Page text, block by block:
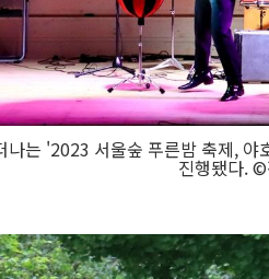
나는 '2023 서울숲 푸른밤 축제,
진행됐다.